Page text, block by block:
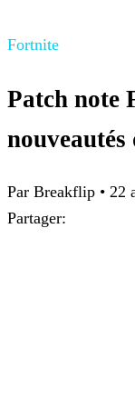
Fortnite
Patch note
Par Breakflip • 22
Partager: